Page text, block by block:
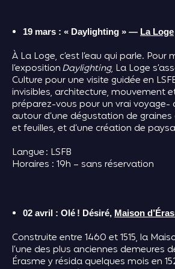
19 mars : « Daylighting » — La Loge
À La Loge, c’est l’eau qui parle.
l’expositionDaylighting, La Loge
Culture pour une visite guidée en
invisibles, architecture, mouvement
préparez-vous pour un vrai voyage-
autour d’une dégustation de graines
et feuilles, et d’une création de
Langue : LSFB
Horaires : 19h – sans réservation
02 avril : Olé ! Désiré, Maison
Construite entre 1460 et 1515, la
l’une des plus anciennes demeures
Érasme y résida quelques mois en